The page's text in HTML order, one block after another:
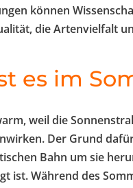
können
die Artenvielfalt
es im
weil die
Der Grund
Bahn um sie
ist. Während des